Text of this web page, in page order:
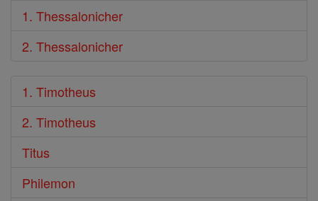
1. Thessalonicher
2. Thessalonicher
1. Timotheus
2. Timotheus
Titus
Philemon